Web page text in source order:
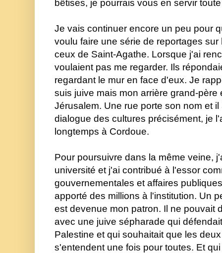
bêtises, je pourrais vous en servir
Je vais continuer encore un peu pour
voulu faire une série de reportages
ceux de Saint-Agathe. Lorsque j'ai
voulaient pas me regarder. Ils
regardant le mur en face d'eux. Je
suis juive mais mon arrière grand-père
Jérusalem. Une rue porte son nom et
dialogue des cultures précisément, je
longtemps à Cordoue.
Pour poursuivre dans la même veine,
université et j'ai contribué à l'essor
gouvernementales et affaires
apporté des millions à l'institution. Un
est devenue mon patron. Il ne pouvait
avec une juive sépharade qui
Palestine et qui souhaitait que les
s'entendent une fois pour toutes. Et